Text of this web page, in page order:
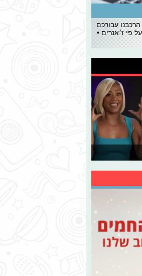
עבורכם
פי ז׳אנרים •